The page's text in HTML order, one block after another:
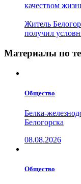
качеством
Житель
получил
Материалы по
Общество
Белка-
Белогорска
08.08.2026
Общество